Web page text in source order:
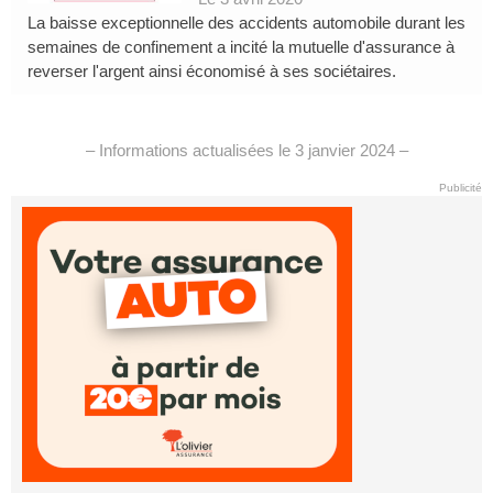
La baisse exceptionnelle des accidents automobile durant les
semaines de confinement a incité la mutuelle d'assurance à
reverser l'argent ainsi économisé à ses sociétaires.
– Informations actualisées le 3 janvier 2024 –
Publicité